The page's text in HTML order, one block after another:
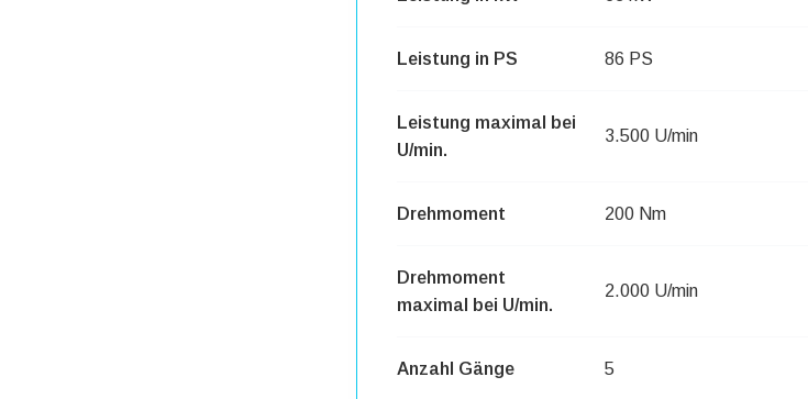
Leistung in PS 86 PS
Leistung maximal bei
U/min.
3.500 U/min
Drehmoment 200 Nm
Drehmoment
maximal bei U/min.
2.000 U/min
Anzahl Gänge 5